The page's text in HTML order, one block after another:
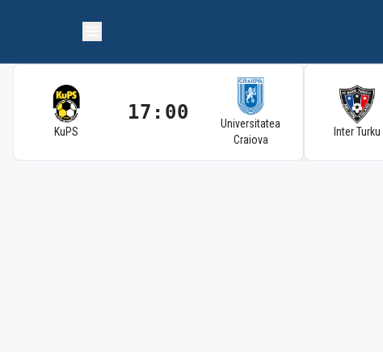
KuPS
17:00
Universitatea
Craiova
Inter Turku